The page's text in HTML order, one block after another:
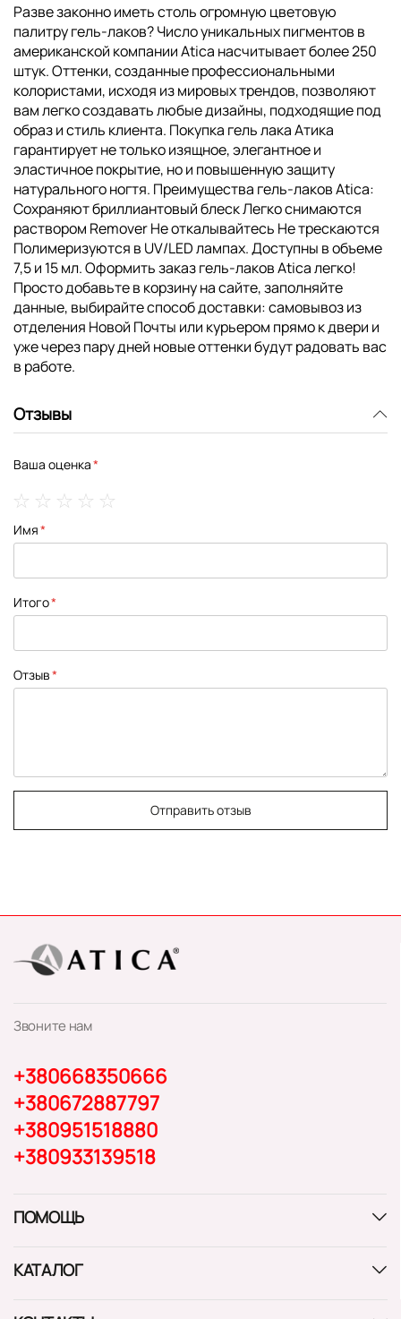
Разве законно иметь столь огромную цветовую
палитру гель-лаков? Число уникальных пигментов в
американской компании Atica насчитывает более 250
штук. Оттенки, созданные профессиональными
колористами, исходя из мировых трендов, позволяют
вам легко создавать любые дизайны, подходящие под
образ и стиль клиента. Покупка гель лака Атика
гарантирует не только изящное, элегантное и
эластичное покрытие, но и повышенную защиту
натурального ногтя. Преимущества гель-лаков Atica:
Сохраняют бриллиантовый блеск Легко снимаются
раствором Remover Не откалывайтесь Не трескаются
Полимеризуются в UV/LED лампах. Доступны в объеме
7,5 и 15 мл. Оформить заказ гель-лаков Atica легко!
Просто добавьте в корзину на сайте, заполняйте
данные, выбирайте способ доставки: самовывоз из
отделения Новой Почты или курьером прямо к двери и
уже через пару дней новые оттенки будут радовать вас
в работе.
Отзывы
Ваша оценка
star
stars
stars
stars
stars
Имя
Итого
Отзыв
Отправить отзыв
Звоните нам
+380668350666
+380672887797
+380951518880
+380933139518
ПОМОЩЬ
КАТАЛОГ